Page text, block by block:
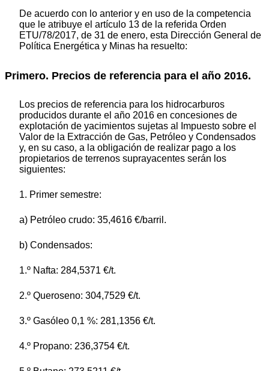
De acuerdo con lo anterior y en uso de la competencia
que le atribuye el artículo 13 de la referida Orden
ETU/78/2017, de 31 de enero, esta Dirección General de
Política Energética y Minas ha resuelto:
Primero. Precios de referencia para el año 2016.
Los precios de referencia para los hidrocarburos
producidos durante el año 2016 en concesiones de
explotación de yacimientos sujetas al Impuesto sobre el
Valor de la Extracción de Gas, Petróleo y Condensados
y, en su caso, a la obligación de realizar pago a los
propietarios de terrenos suprayacentes serán los
siguientes:
1. Primer semestre:
a) Petróleo crudo: 35,4616 €/barril.
b) Condensados:
1.º Nafta: 284,5371 €/t.
2.º Queroseno: 304,7529 €/t.
3.º Gasóleo 0,1 %: 281,1356 €/t.
4.º Propano: 236,3754 €/t.